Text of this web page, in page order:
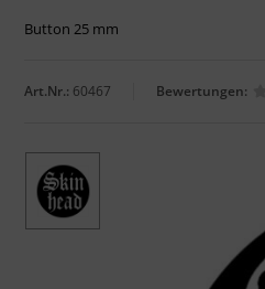
Button 25 mm
Art.Nr.: 60467 Bewertungen: